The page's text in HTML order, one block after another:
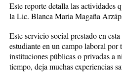
Este reporte detalla las actividades
la Lic. Blanca Maria Magaña
Este servicio social prestado en
estudiante en un campo laboral
instituciones públicas o privadas a
tiempo, deja muchas experiencias